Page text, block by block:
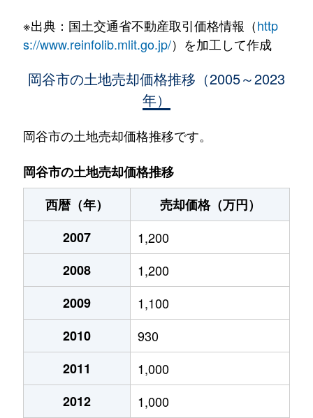
長地片間町
6,900万円 下諏訪
徒歩45分
72万円
長地御所
800万円
長地御所
450万円
長地小萩
450万円 岡谷
徒歩45分
長地小萩
670万円
長地小萩
660万円
長地権現町
1,100万円
長地権現町
2,600万円
長地権現町
330万円
長地権現町
1,200万円
※出典：国土交通省不動産取引価格情報（http
s://www.reinfolib.mlit.go.jp/）を加工して作成
岡谷市の土地売却価格推移（2005～2023
年）
岡谷市の土地売却価格推移です。
岡谷市の土地売却価格推移
西暦（年）
売却価格（万円）
2007
1,200
2008
1,200
2009
1,100
2010
930
2011
1,000
2012
1,000